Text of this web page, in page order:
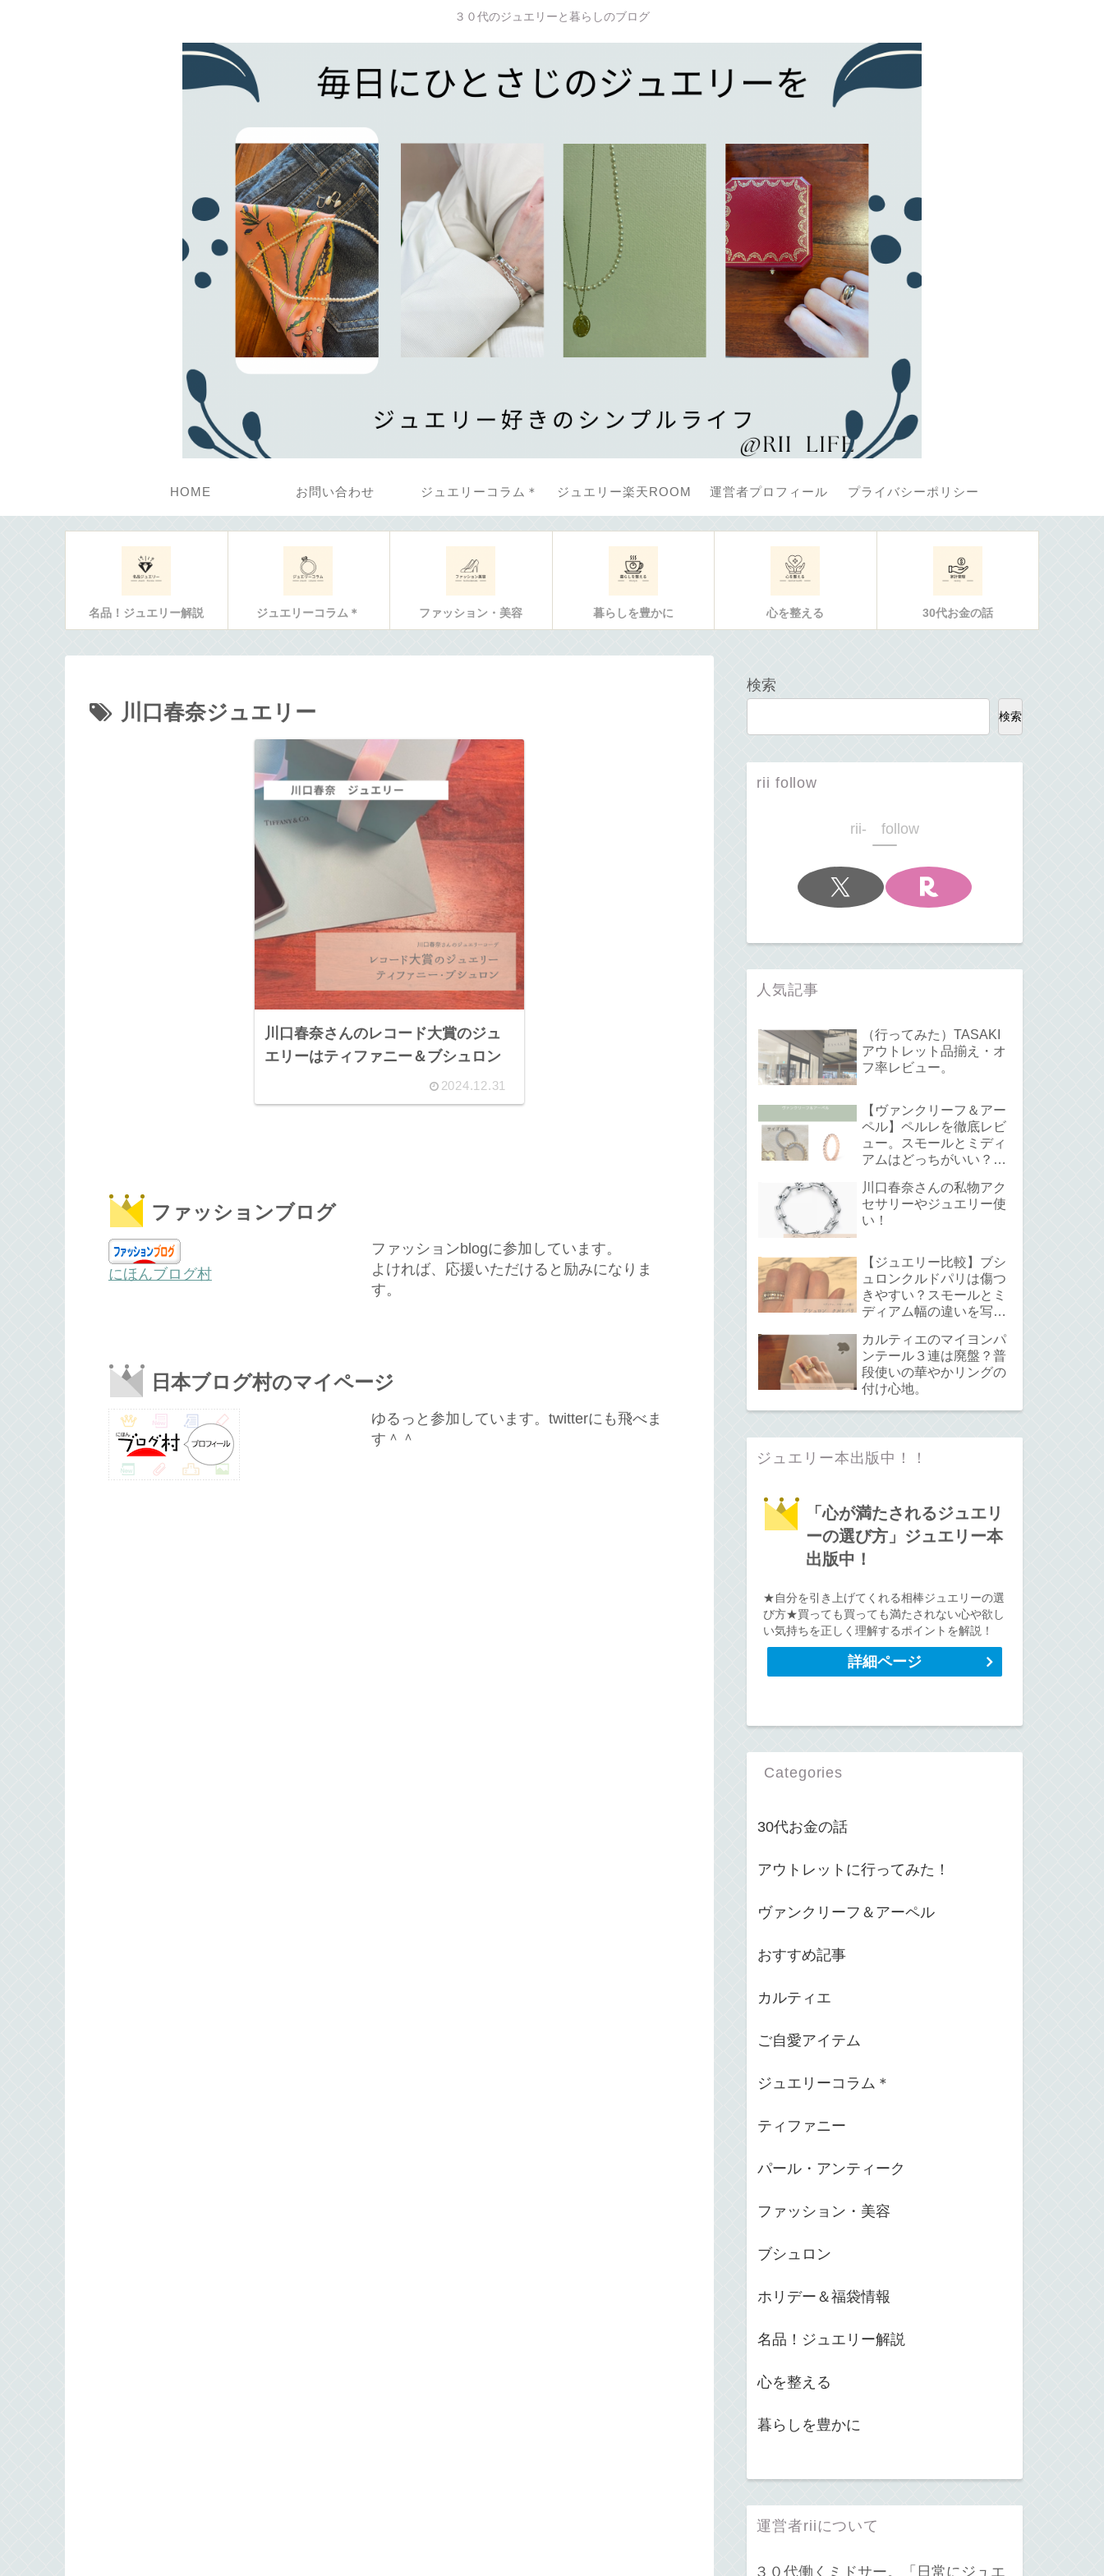
３０代のジュエリーと暮らしのブログ
HOME お問い合わせ ジュエリーコラム＊ ジュエリー楽天ROOM 運営者プロフィール プライバシーポリシー
名品！ジュエリー解説 ジュエリーコラム＊ ファッション・美容 暮らしを豊かに 心を整える 30代お金の話
川口春奈ジュエリー
川口春奈さんのレコード大賞のジュ
エリーはティファニー＆ブシュロン
2024.12.31
ファッションブログ
にほんブログ村
ファッションblogに参加しています。
よければ、応援いただけると励みになりま
す。
日本ブログ村のマイページ
ゆるっと参加しています。twitterにも飛べま
す＾＾
検索
検索
rii follow
rii- follow
人気記事
（行ってみた）TASAKI
アウトレット品揃え・オ
フ率レビュー。
【ヴァンクリーフ＆アー
ペル】ペルレを徹底レビ
ュー。スモールとミディ
アムはどっちがいい？サ
て。
川口春奈さんの私物アク
セサリーやジュエリー使
い！
【ジュエリー比較】ブシ
ュロンクルドパリは傷つ
きやすい？スモールとミ
ディアム幅の違いを写真
カルティエのマイヨンパ
ンテール３連は廃盤？普
段使いの華やかリングの
付け心地。
ジュエリー本出版中！！
「心が満たされるジュエリ
ーの選び方」ジュエリー本
出版中！
★自分を引き上げてくれる相棒ジュエリーの選
び方★買っても買っても満たされない心や欲し
い気持ちを正しく理解するポイントを解説！
詳細ページ
Categories
30代お金の話
アウトレットに行ってみた！
ヴァンクリーフ＆アーペル
おすすめ記事
カルティエ
ご自愛アイテム
ジュエリーコラム＊
ティファニー
パール・アンティーク
ファッション・美容
ブシュロン
ホリデー＆福袋情報
名品！ジュエリー解説
心を整える
暮らしを豊かに
運営者riiについて
３０代働くミドサー。「日常にジュエ